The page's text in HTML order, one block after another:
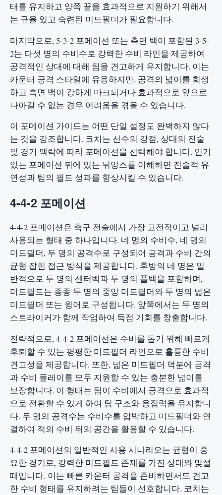
태를 유지하고 양쪽 끝을 효과적으로 지원하기 위해서
는 규율 있고 숙련된 미드필더가 필요합니다.
마지막으로, 5-3-2 포메이션 또는 측면 백이 포함된 3-5-
2는 다섯 명의 수비수로 강력한 수비 라인을 제공하여
공격적인 상대에 대해 팀을 견고하게 유지합니다. 이는
카운터 공격 스타일에 유용하지만, 공격의 넓이를 희생
하고 측면 백이 강하게 마크되거나 효과적으로 앞으로
나아갈 수 없는 경우 어려움을 겪을 수 있습니다.
이 포메이션 가이드는 어떤 단일 설정도 완벽하지 않다
는 것을 강조합니다. 코치는 선수의 강점, 상대의 전술
및 경기 맥락에 따라 포메이션을 선택해야 합니다. 인기
있는 포메이션 뒤에 있는 뉘앙스를 이해하면 전술적 유
연성과 팀의 필드 성과를 향상시킬 수 있습니다.
4-4-2 포메이션
4-4-2 포메이션은 축구 전술에서 가장 고전적이고 널리
사용되는 형태 중 하나입니다. 네 명의 수비수, 네 명의
미드필더, 두 명의 공격수로 구성되어 공격과 수비 간의
균형 잡힌 접근 방식을 제공합니다. 후방의 네 명은 일
반적으로 두 명의 센터백과 두 명의 풀백을 포함하며,
미드필드는 종종 두 명의 중앙 미드필더와 두 명의 넓은
미드필더 또는 윙어로 구성됩니다. 앞쪽에서는 두 명의
스트라이커가 함께 작업하여 득점 기회를 창출합니다.
전략적으로, 4-4-2 포메이션은 수비를 돕기 위해 빠르게
후퇴할 수 있는 평평한 미드필더 라인으로 훌륭한 수비
견고성을 제공합니다. 또한, 넓은 미드필더 덕분에 공격
과 수비 플레이를 모두 지원할 수 있는 충분한 넓이를
보장합니다. 이 형태는 팀이 수비에서 공격으로 효과적
으로 전환할 수 있게 하여 팀 구조와 응집력을 유지합니
다. 두 명의 공격수는 수비수를 압박하고 미드필더와 연
결하여 적의 수비 뒤의 공간을 활용할 수 있습니다.
4-4-2 포메이션의 일반적인 사용 시나리오는 균형이 중
요한 경기로, 강력한 미드필드 존재를 가진 상대와 맞설
때입니다. 이는 빠른 카운터 공격을 준비하면서도 견고
한 수비 형태를 유지하려는 팀들이 선호합니다. 코치는